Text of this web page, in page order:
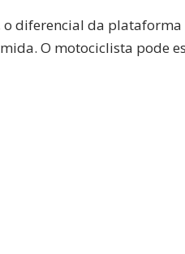
diferencial da
O motociclista pode